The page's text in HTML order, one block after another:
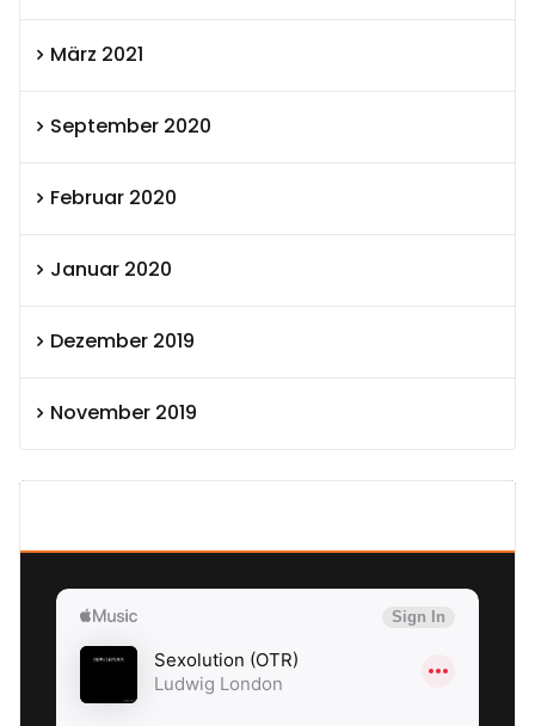
März 2021
September 2020
Februar 2020
Januar 2020
Dezember 2019
November 2019